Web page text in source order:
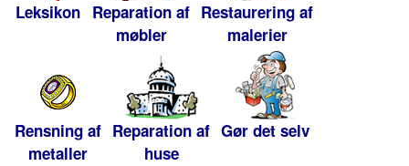
Leksikon Reparation af
møbler
Restaurering af
malerier
Rensning af
metaller
Reparation af
huse
Gør det selv